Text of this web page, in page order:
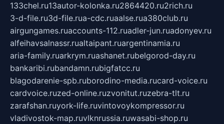
133chel.ru13autor-kolonka.ru2864420.ru2rich.ru
3-d-file.ru3d-file.rua-cdc.ruaalse.rua380club.ru
airgungames.ruaccounts-112.ruadler-jun.ruadonyev.ru
alfeihavsalnassr.rualtaipant.ruargentinamia.ru
aria-family.ruarkrym.ruashanet.rubelgorod-day.ru
bankaribi.rubandamn.rubigfatcc.ru
blagodarenie-spb.ruborodino-media.rucard-voice.ru
cardvoice.ruzed-online.ruzvonitut.ruzebra-tlt.ru
zarafshan.ruyork-life.ruvintovoykompressor.ru
vladivostok-map.ruvlknrussia.ruwasabi-shop.ru